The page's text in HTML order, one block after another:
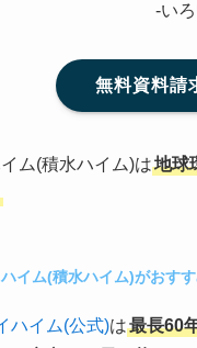
-い
無料資料請
ム(積水ハイム)は地球
イム(積水ハイム)がおす
ハイム(公式)は最長60